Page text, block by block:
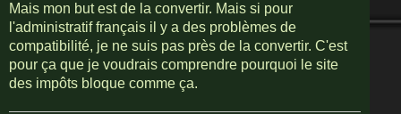
Mais mon but est de la convertir. Mais si pour
l'administratif français il y a des problèmes de
compatibilité, je ne suis pas près de la convertir. C'est
pour ça que je voudrais comprendre pourquoi le site
des impôts bloque comme ça.